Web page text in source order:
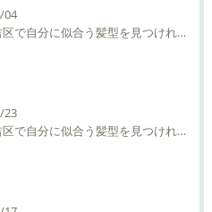
04
大阪市住吉区で自分に似合う髪型を見つけれる美容室ーLIAM hair Relaxーリアムヘアーリラックス
23
大阪市住吉区で自分に似合う髪型を見つけれる美容室ーLIAM hair Relaxーリアムヘアーリラックス